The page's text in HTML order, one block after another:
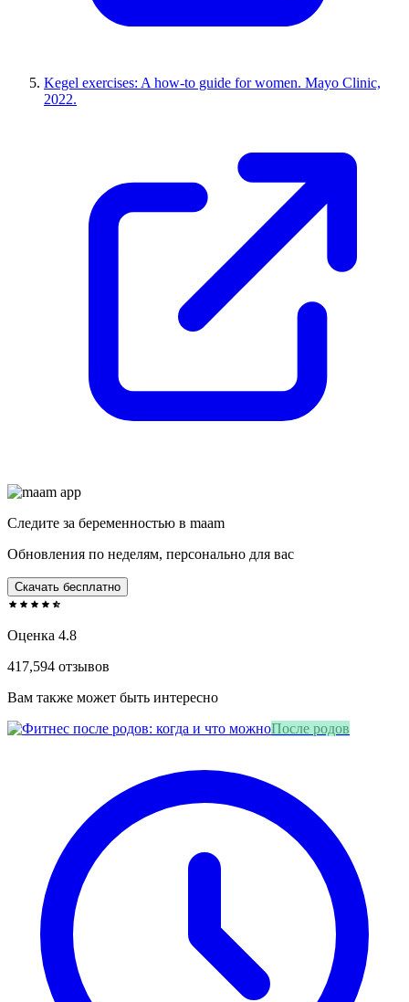
Kegel exercises: A how-to guide for women. Mayo Clinic,
2022.
Следите за беременностью в maam
Обновления по неделям, персонально для вас
Скачать бесплатно
Оценка 4.8
417,594 отзывов
Вам также может быть интересно
После родов